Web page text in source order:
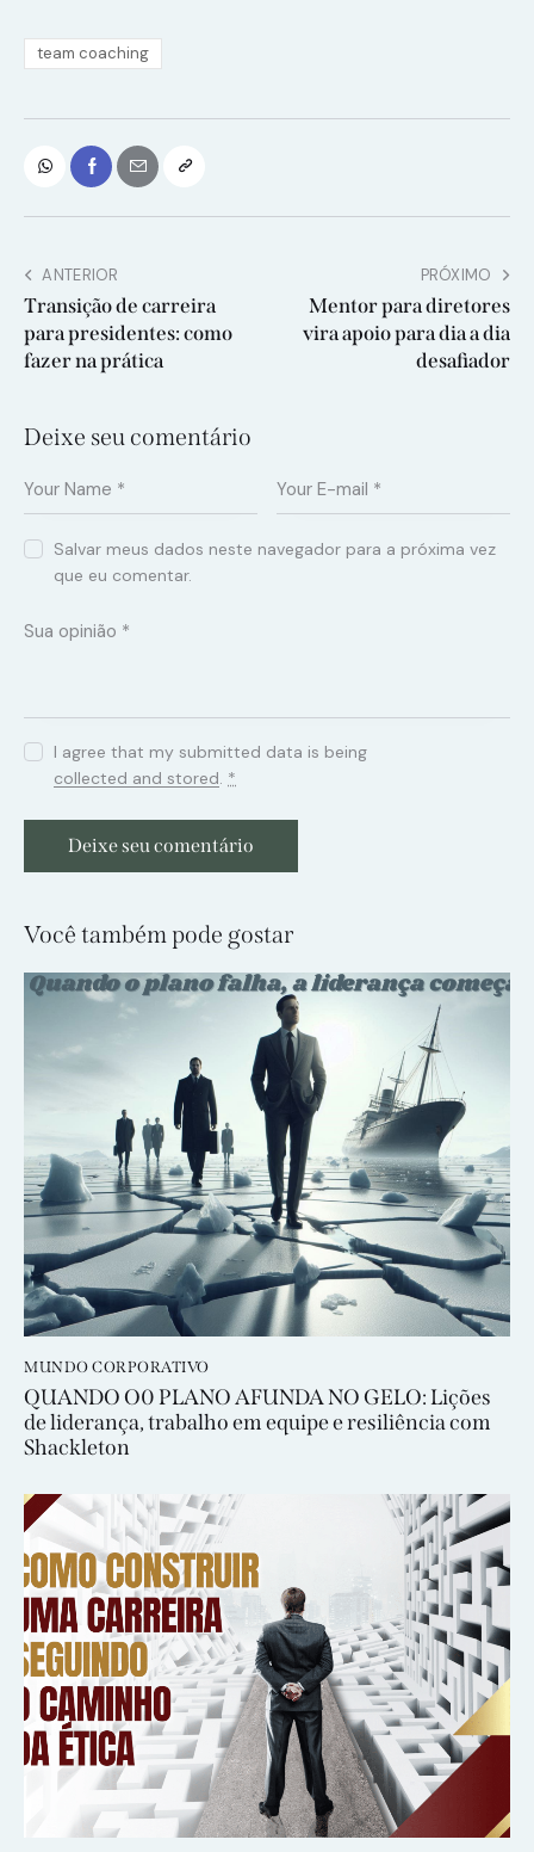
team coaching
ANTERIOR
Transição de carreira
para presidentes: como
fazer na prática
PRÓXIMO
Mentor para diretores
vira apoio para dia a dia
desafiador
Deixe seu comentário
Salvar meus dados neste navegador para a próxima vez
que eu comentar.
I agree that my submitted data is being
collected and stored. *
Você também pode gostar
MUNDO CORPORATIVO
QUANDO O0 PLANO AFUNDA NO GELO: Lições
de liderança, trabalho em equipe e resiliência com
Shackleton